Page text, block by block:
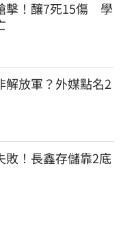
擊！釀7死15傷　學
解放軍？外媒點名2
敗！長鑫存儲靠2底